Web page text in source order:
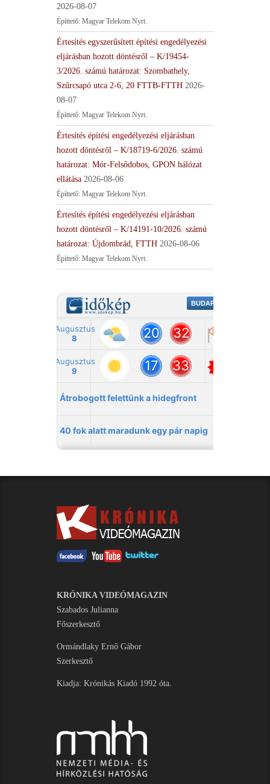
2026-08-07
Építtető: Magyar Telekom Nyrt.
Értesítés egyszerűsített építési engedélyezési
eljárásban hozott döntésről – K/19454-
3/2026. számú határozat: Szombathely,
Szűrcsapó utca 2-6, 20 FTTB-FTTH 2026-
08-07
Építtető: Magyar Telekom Nyrt.
Értesítés építési engedélyezési eljárásban
hozott döntésről – K/18719-6/2026. számú
határozat: Mór-Felsődobos, GPON hálózat
ellátása 2026-08-06
Építtető: Magyar Telekom Nyrt.
Értesítés építési engedélyezési eljárásban
hozott döntésről – K/14191-10/2026. számú
határozat: Újdombrád, FTTH 2026-08-06
Építtető: Magyar Telekom Nyrt.
KRÓNIKA VIDEÓMAGAZIN
Szabados Julianna
Főszerkesztő
Ormándlaky Ernő Gábor
Szerkesztő
Kiadja: Krónikás Kiadó 1992 óta.